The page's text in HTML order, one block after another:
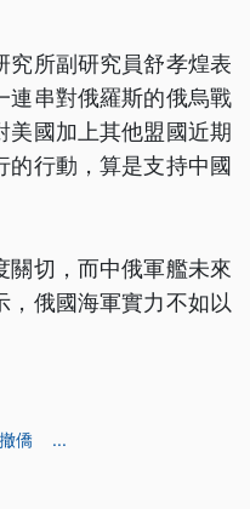
究所副研究員舒孝煌表
連串對俄羅斯的俄烏戰
美國加上其他盟國近期
行動，算是支持中國
關切，而中俄軍艦未來
，俄國海軍實力不如以
撤僑 ...